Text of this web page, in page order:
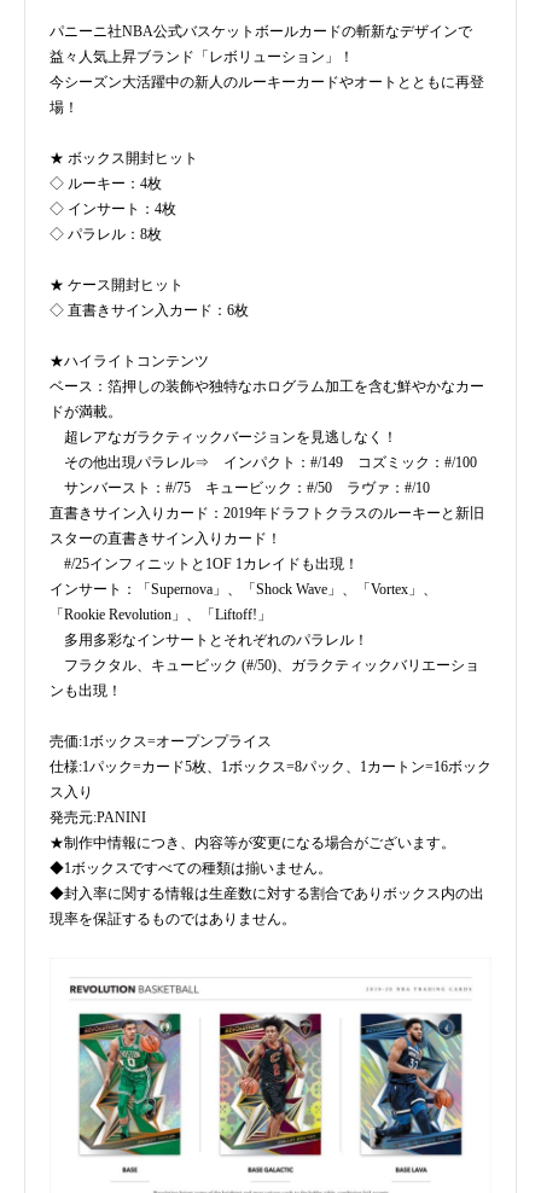
パニーニ社NBA公式バスケットボールカードの斬新なデザインで
益々人気上昇ブランド「レボリューション」！
今シーズン大活躍中の新人のルーキーカードやオートとともに再登
場！
★ ボックス開封ヒット
◇ ルーキー：4枚
◇ インサート：4枚
◇ パラレル：8枚
★ ケース開封ヒット
◇ 直書きサイン入カード：6枚
★ハイライトコンテンツ
ベース：箔押しの装飾や独特なホログラム加工を含む鮮やかなカー
ドが満載。
超レアなガラクティックバージョンを見逃しなく！
その他出現パラレル⇒ インパクト：#/149 コズミック：#/100
サンバースト：#/75 キュービック：#/50 ラヴァ：#/10
直書きサイン入りカード：2019年ドラフトクラスのルーキーと新旧
スターの直書きサイン入りカード！
#/25インフィニットと1OF 1カレイドも出現！
インサート：「Supernova」、「Shock Wave」、「Vortex」、
「Rookie Revolution」、「Liftoff!」
多用多彩なインサートとそれぞれのパラレル！
フラクタル、キュービック (#/50)、ガラクティックバリエーショ
ンも出現！
売価:1ボックス=オープンプライス
仕様:1パック=カード5枚、1ボックス=8パック、1カートン=16ボック
ス入り
発売元:PANINI
★制作中情報につき、内容等が変更になる場合がございます。
◆1ボックスですべての種類は揃いません。
◆封入率に関する情報は生産数に対する割合でありボックス内の出
現率を保証するものではありません。